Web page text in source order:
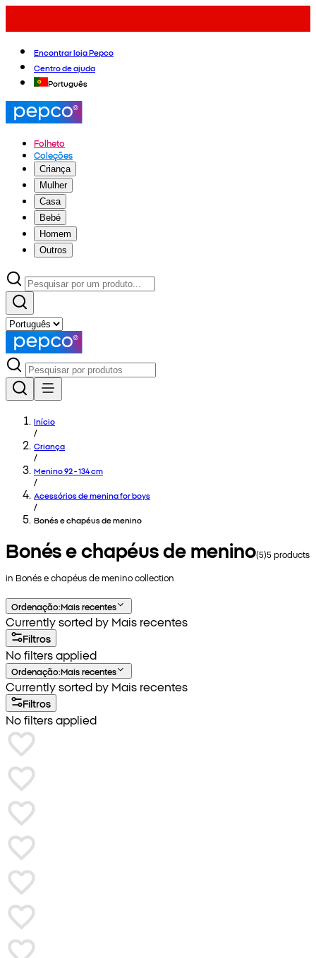
Encontrar loja Pepco
Centro de ajuda
Português
Folheto
Coleções
Criança
Mulher
Casa
Bebé
Homem
Outros
Início
/
Criança
/
Menino 92 - 134 cm
/
Acessórios de menina for boys
/
Bonés e chapéus de menino
Bonés e chapéus de menino(5)5products
in Bonés e chapéus de meninocollection
Ordenação:Mais recentes
Currently sorted by Mais recentes
Filtros
No filters applied
Ordenação:Mais recentes
Currently sorted by Mais recentes
Filtros
No filters applied